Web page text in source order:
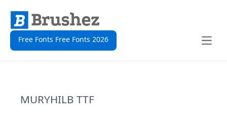
Free Fonts Free Fonts 2026
Open
MURYHILB TTF